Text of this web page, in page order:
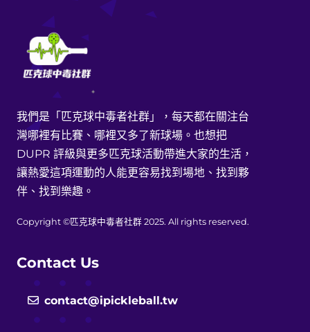
我們是「匹克球中毒者社群」，每天都在關注台
灣哪裡有比賽、哪裡又多了新球場。也想把
DUPR 評級與更多匹克球活動帶進大家的生活，
讓熱愛這項運動的人能更容易找到場地、找到夥
伴、找到樂趣。
Copyright ©匹克球中毒者社群 2025. All rights reserved.
Contact Us
contact@ipickleball.tw